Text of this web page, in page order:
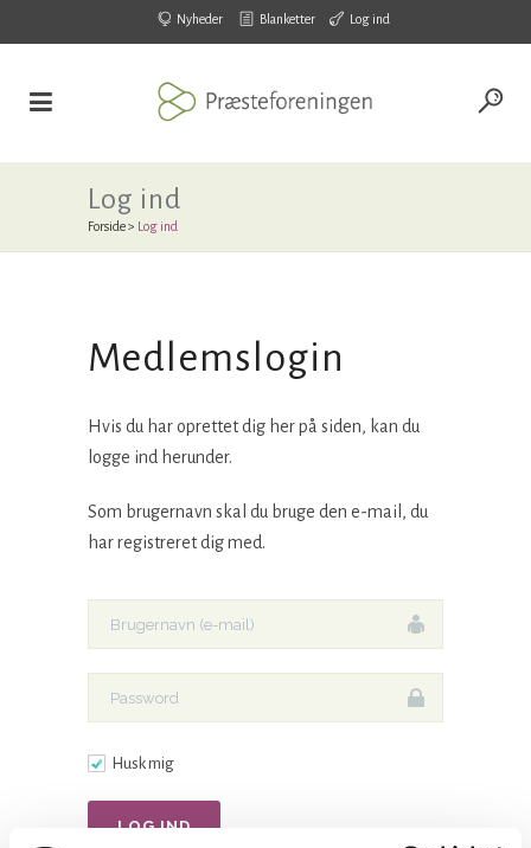
Nyheder Blanketter Log ind
Log ind
Forside> Log ind
Medlemslogin
Hvis du har oprettet dig her på siden, kan du
logge ind herunder.
Som brugernavn skal du bruge den e-mail, du
har registreret dig med.
Husk mig